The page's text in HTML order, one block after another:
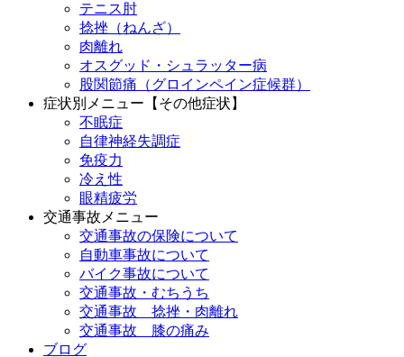
テニス肘
捻挫（ねんざ）
肉離れ
オスグッド・シュラッター病
股関節痛（グロインペイン症候群）
症状別メニュー【その他症状】
不眠症
自律神経失調症
免疫力
冷え性
眼精疲労
交通事故メニュー
交通事故の保険について
自動車事故について
バイク事故について
交通事故・むちうち
交通事故 捻挫・肉離れ
交通事故 膝の痛み
ブログ